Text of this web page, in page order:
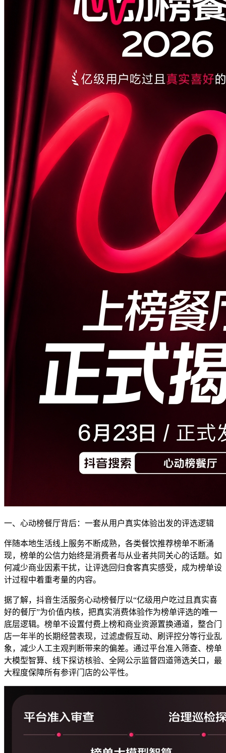
一、心动榜餐厅背后：一套从用户真实体验出发的评选逻辑
伴随本地生活线上服务不断成熟，各类餐饮推荐榜单不断涌
现，榜单的公信力始终是消费者与从业者共同关心的话题。如
何减少商业因素干扰，让评选回归食客真实感受，成为榜单设
计过程中着重考量的内容。
据了解，抖音生活服务心动榜餐厅以“亿级用户吃过且真实喜
好的餐厅”为价值内核，把真实消费体验作为榜单评选的唯一
底层逻辑。榜单不设置付费上榜和商业资源置换通道，整合门
店一年半的长期经营表现，过滤虚假互动、刷评控分等行业乱
象，减少人工主观判断带来的偏差。通过平台准入筛查、榜单
大模型智算、线下探访核验、全网公示监督四道筛选关口，最
大程度保障所有参评门店的公平性。